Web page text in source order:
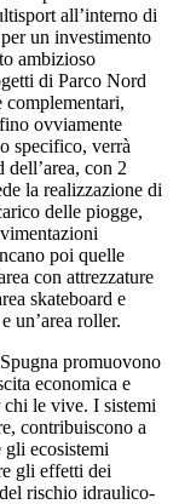
all’interno di
un investimento
ambizioso
di Parco Nord
complementari,
ovviamente
specifico, verrà
con 2
la realizzazione di
delle piogge,
poi quelle
con attrezzature
skateboard e
un’area roller.
promuovono
economica e
chi le vive. I sistemi
contribuiscono a
ecosistemi
gli effetti dei
rischio idraulico-